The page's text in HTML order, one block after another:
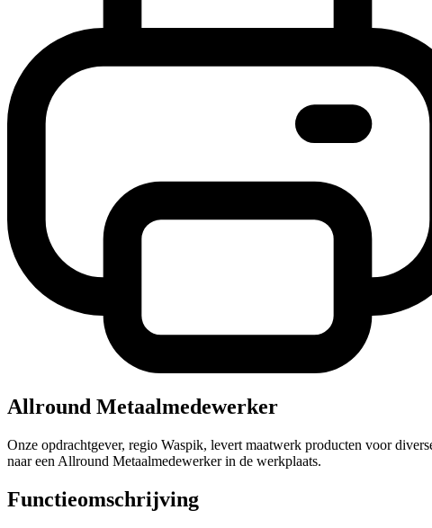
Allround Metaalmedewerker
Onze opdrachtgever, regio Waspik, levert maatwerk producten voor
naar een Allround Metaalmedewerker in de werkplaats.
Functieomschrijving